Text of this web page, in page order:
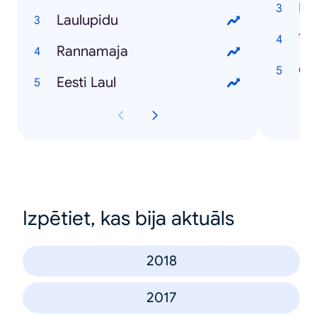
Laulupidu
Rannamaja
Eesti Laul
Izpētiet, kas bija aktuāls
2018
2017